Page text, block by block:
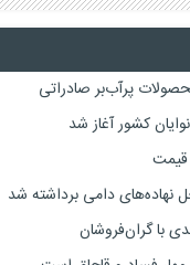
کشور آغاز شد
قیمت
نهاده‌های دامی برداشته شد
با گران‌فروشان